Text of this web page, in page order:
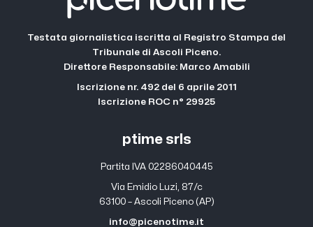
Testata giornalistica iscritta al Registro Stampa del
Tribunale di Ascoli Piceno.
Direttore Responsabile: Marco Amabili
Iscrizione nr. 492 del 6 aprile 2011
Iscrizione ROC n° 29925
ptime srls
Partita IVA 02286040445
Via Emidio Luzi, 87/c
63100 – Ascoli Piceno (AP)
info@picenotime.it